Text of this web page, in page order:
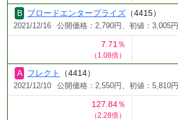
ブロードエンタープライズ （4415）
2021/12/16 公開価格：2,790円、初値：3,005円
7.71％
（1.08倍）
フレクト （4414）
2021/12/10 公開価格：2,550円、初値：5,810円
127.84％
（2.28倍）